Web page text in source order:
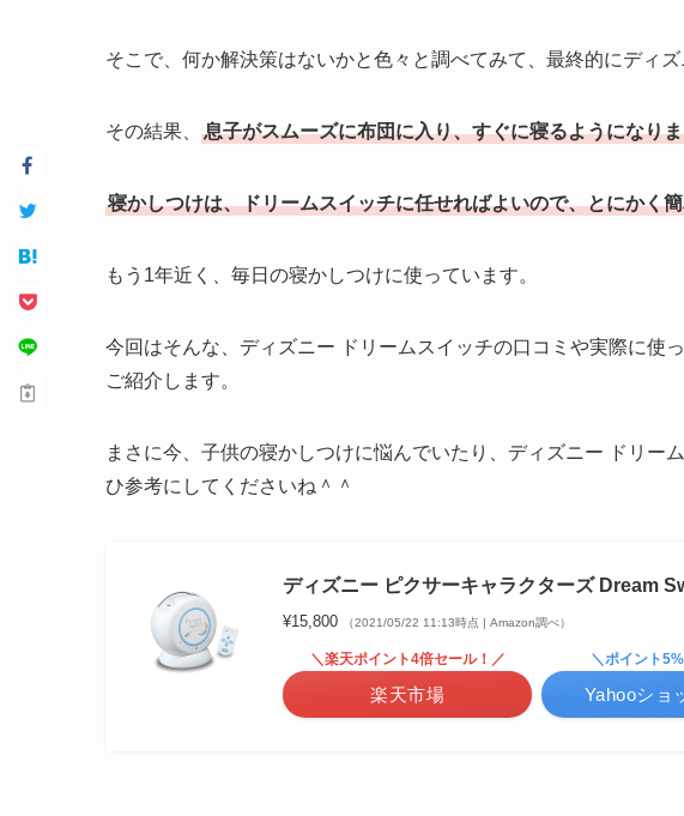
そこで、何か解決策はないかと色々と調べてみて、最終的にディ
その結果、 息子がスムーズに布団に入り、すぐに寝るようになり
寝かしつけは、ドリームスイッチに任せればよいので、とにかく
もう1年近く、毎日の寝かしつけに使っています。
今回はそんな、ディズニー ドリームスイッチの口コミや実際に使
ご紹介します。
まさに今、子供の寝かしつけに悩んでいたり、ディズニー ドリー
ひ参考にしてくださいね＾＾
ディズニー ピクサーキャラクターズ Dream
¥15,800 （2021/05/22 11:13時点 | Amazon調べ）
＼楽天ポイント4倍セール！／
楽天市場
＼ポイント
Yahooショ